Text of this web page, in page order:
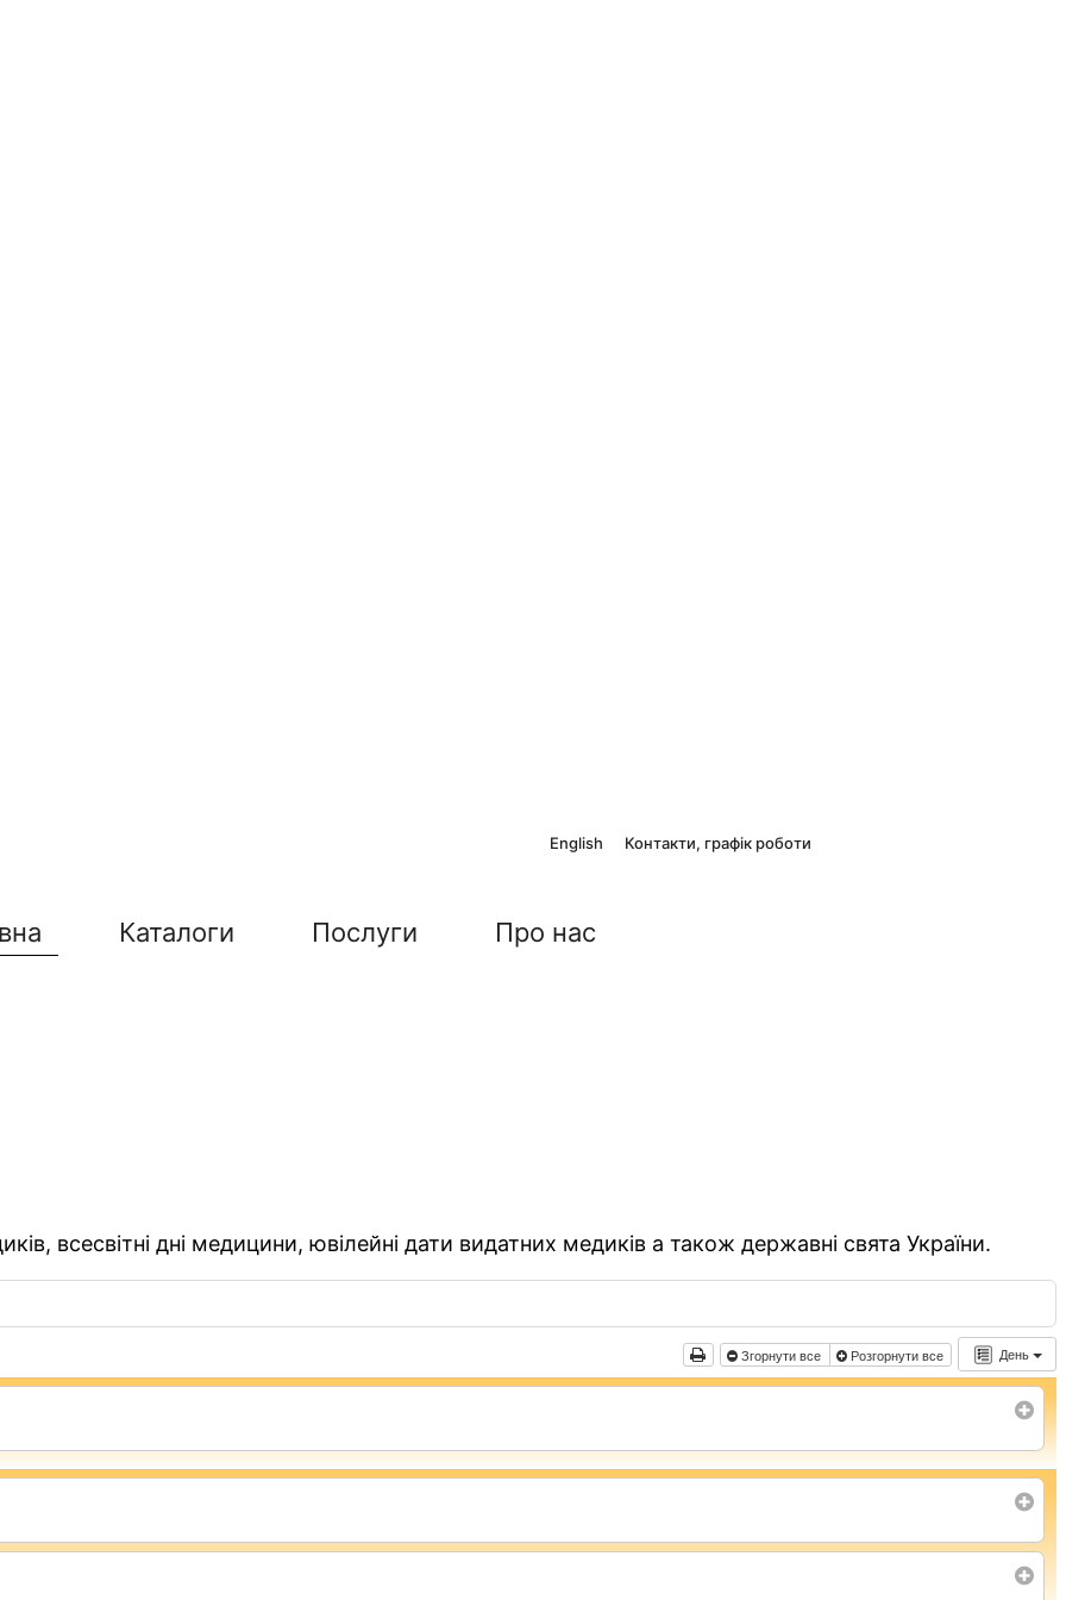
English Контакти, графік роботи
Каталоги Послуги Про нас
всесвітні дні медицини, ювілейні дати видатних медиків а також державні свята України.
День
Згорнути все Розгорнути все